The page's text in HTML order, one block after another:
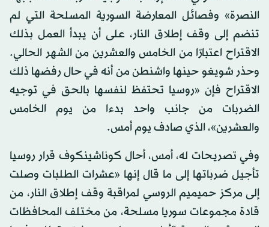
النصرة» وفصائل المعارضة السورية المسلحة التي لم
تنضم إلى وقف إطلاق النار، على أن يبدأ العمل بذلك
الاقتراح اعتبارًا من الخامس والعشرين من الشهر الحالي.
وحذر شويغو حينها واشنطن من أنه في حال رفضها ذلك
الاقتراح فإن «روسيا تحتفظ لنفسها بالحق في توجيه
الضربات من جانب واحد بدءا من يوم الخامس
والعشرين»، الذي صادف يوم أمس.
وفي تصريحات له، أمس، أحال كوناشينكوف قرار روسيا
تأجيل ضرباتها إلى ما قال إنها «عشرات الطلبات وصلت
إلى مركز حميميم الروسي لمراقبة وقف إطلاق النار، من
قادة مجموعات سوريا مسلحة، من مختلف المحافظات